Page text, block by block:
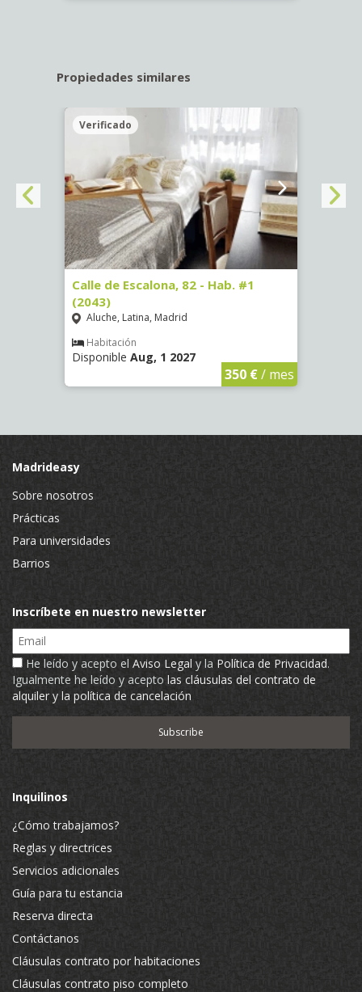
Propiedades similares
Verificado
Calle de Escalona, 82 - Hab. #1
(2043)
Aluche, Latina, Madrid
Habitación
Disponible Aug, 1 2027
350 €/ mes
Madrideasy
Sobre nosotros
Prácticas
Para universidades
Barrios
Inscríbete en nuestro newsletter
Email
He leído y acepto el Aviso Legal y la Política de Privacidad.
Igualmente he leído y acepto las cláusulas del contrato de
alquiler y la política de cancelación
Inquilinos
¿Cómo trabajamos?
Reglas y directrices
Servicios adicionales
Guía para tu estancia
Reserva directa
Contáctanos
Cláusulas contrato por habitaciones
Cláusulas contrato piso completo